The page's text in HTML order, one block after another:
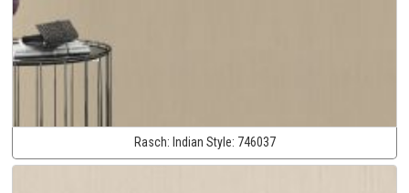
Rasch: Indian Style: 746037